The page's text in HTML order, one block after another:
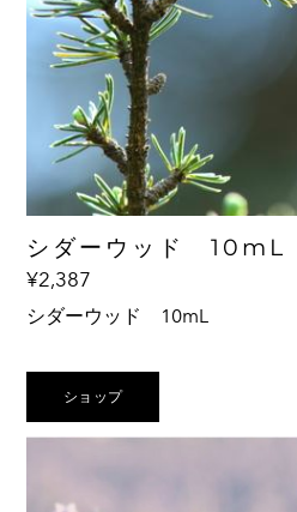
◇柑橘の爽やかさと、フロー
紅茶のアールグレイの香り付け
シダーウッド 10mL
¥2,387
シダーウッド 10mL
Cedrus atlantica
ショップ